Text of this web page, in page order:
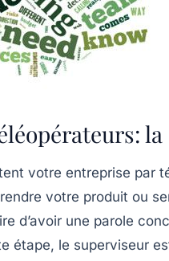
votre entreprise par
votre produit ou
d’avoir une parole
étape, le superviseur